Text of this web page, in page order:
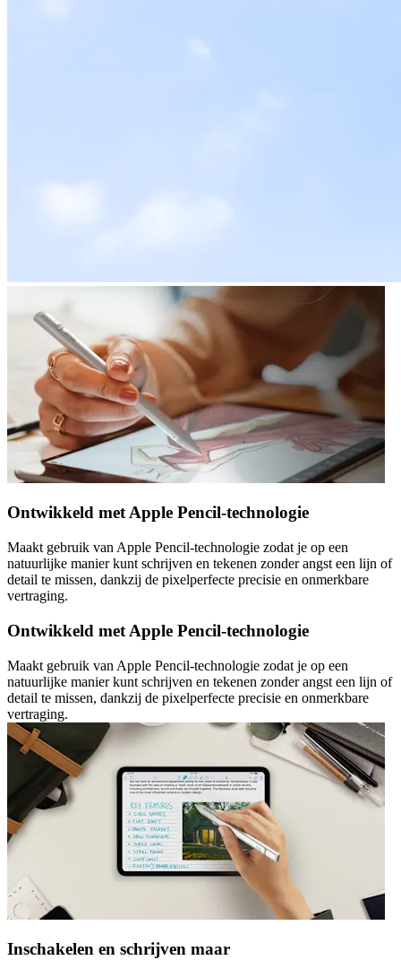
Ontwikkeld met Apple Pencil-technologie
Maakt gebruik van Apple Pencil-technologie zodat je op een
natuurlijke manier kunt schrijven en tekenen zonder angst een lijn of
detail te missen, dankzij de pixelperfecte precisie en onmerkbare
vertraging.
Ontwikkeld met Apple Pencil-technologie
Maakt gebruik van Apple Pencil-technologie zodat je op een
natuurlijke manier kunt schrijven en tekenen zonder angst een lijn of
detail te missen, dankzij de pixelperfecte precisie en onmerkbare
vertraging.
Inschakelen en schrijven maar